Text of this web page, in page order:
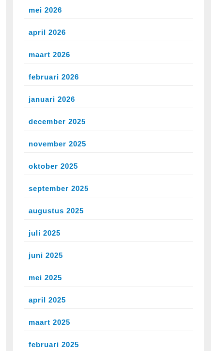
mei 2026
april 2026
maart 2026
februari 2026
januari 2026
december 2025
november 2025
oktober 2025
september 2025
augustus 2025
juli 2025
juni 2025
mei 2025
april 2025
maart 2025
februari 2025